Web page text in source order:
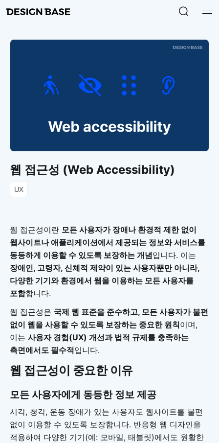
웹 접근성 (Web Accessibility)
UX
웹 접근성이란 모든 사용자가 장애나 환경적 제한 없이
웹사이트나 애플리케이션에서 제공되는 정보와 서비스를
동등하게 이용할 수 있도록 보장하는 개념입니다. 이는
장애인, 고령자, 신체적 제약이 있는 사용자뿐만 아니라,
다양한 기기와 환경에서 웹을 이용하는 모든 사용자를
포함합니다.
웹 접근성은 국제 웹 표준을 준수하고, 모든 사용자가 불편
없이 웹을 사용할 수 있도록 보장하는 중요한 원칙이며,
이는 사용자 경험(UX) 개선과 법적 규제를 충족하는
측면에서도 필수적입니다.
웹 접근성이 중요한 이유
모든 사용자에게 동등한 정보 제공
시각, 청각, 운동 장애가 있는 사용자도 웹사이트를 불편
없이 이용할 수 있도록 보장합니다. 반응형 웹 디자인을
적용하여 다양한 기기(예: 모바일, 태블릿)에서도 원활한